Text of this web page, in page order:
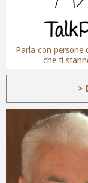
Parla con persone
che ti
>